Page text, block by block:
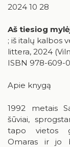
Iš
2024 10 28
Aš tiesiog
; iš italų kalbos
littera, 2024
ISBN 978-609-
Apie knygą
1992 metais
šūviai,
tapo vietos
Omaras ir jo